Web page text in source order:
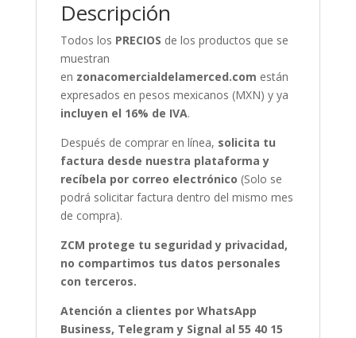
Descripción
Todos los PRECIOS de los productos que se
muestran
en zonacomercialdelamerced.com están
expresados en pesos mexicanos (MXN) y ya
incluyen el 16% de IVA.
Después de comprar en línea, solicita tu
factura desde nuestra plataforma y
recíbela por correo electrónico (Solo se
podrá solicitar factura dentro del mismo mes
de compra).
ZCM protege tu seguridad y privacidad,
no compartimos tus datos personales
con terceros.
Atención a clientes por WhatsApp
Business, Telegram y Signal al 55 40 15